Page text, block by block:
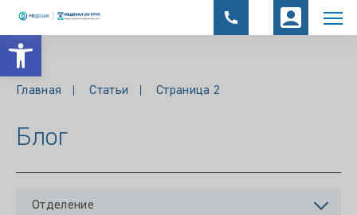
Открыть панель инструментов
Главная Статьи Страница 2
Блог
Отделение